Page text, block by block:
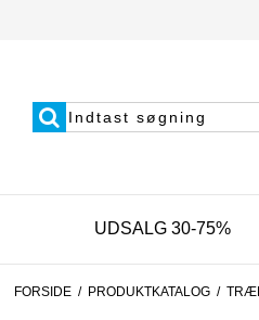
UDSALG 30-75%
FORSIDE / PRODUKTKATALOG /